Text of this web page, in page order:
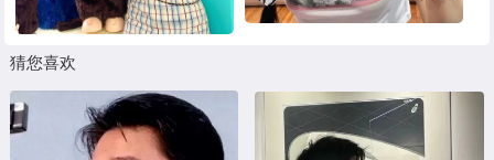
猜您喜欢